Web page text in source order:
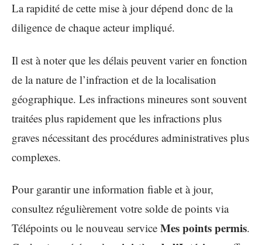
La rapidité de cette mise à jour dépend donc de la
diligence de chaque acteur impliqué.
Il est à noter que les délais peuvent varier en fonction
de la nature de l’infraction et de la localisation
géographique. Les infractions mineures sont souvent
traitées plus rapidement que les infractions plus
graves nécessitant des procédures administratives plus
complexes.
Pour garantir une information fiable et à jour,
consultez régulièrement votre solde de points via
Télépoints ou le nouveau service Mes points permis.